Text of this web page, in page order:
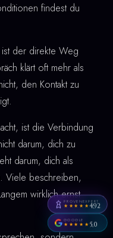
findest du
der direkte Weg
klärt oft mehr als
den Kontakt zu
ist die Verbindung
darum, dich zu
darum, dich als
Viele beschreiben,
wirklich ernst
PROVENEXPERT
★★★★★4,92
GOOGLE
★★★★★5,0